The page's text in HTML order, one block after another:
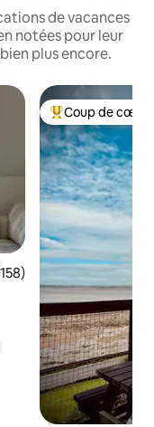
de vacances
notées pour leur
plus encore.
moyenne sur la
Coups de cœur
Coup de cœur